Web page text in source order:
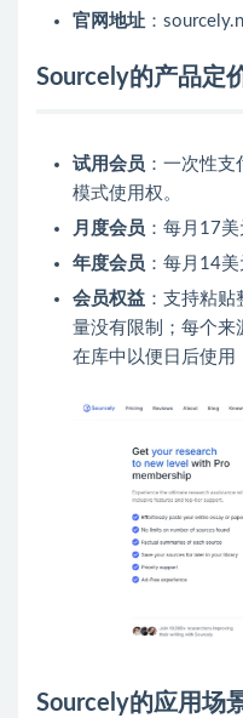
官网地址 ：
Sourcely的产品定
试用会员 ：一次性
模式使用权。
月度会员 ：每月17美
年度会员 ：每月14美
会员权益 ：支持粘
量没有限制；每个来
在库中以便日后使用
Sourcely的应用场